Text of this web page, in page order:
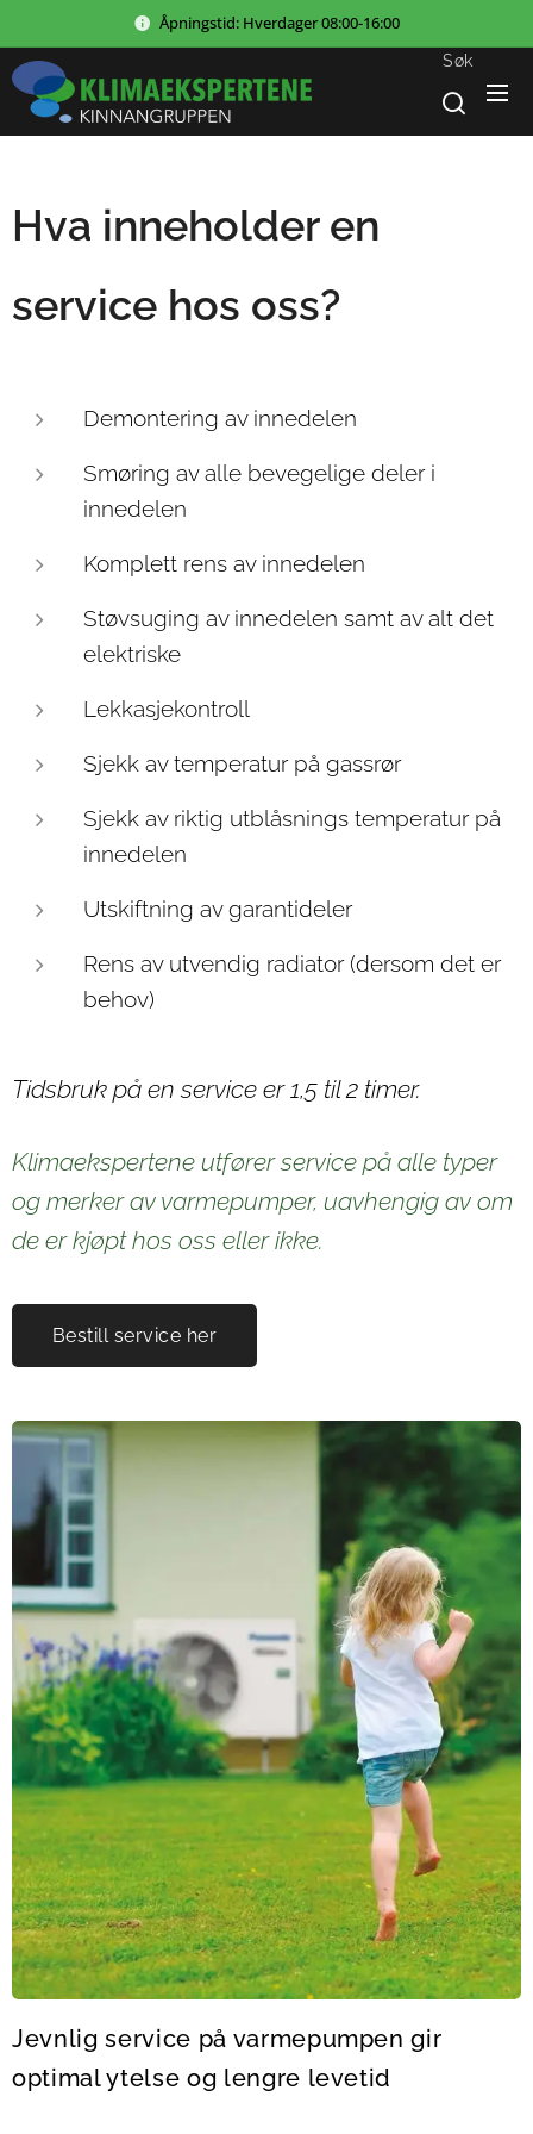
Åpningstid: Hverdager08:00-16:00
Søk
Hva inneholder en
service hos oss?
Demontering av innedelen
Smøring av alle bevegelige deler i
innedelen
Komplett rens av innedelen
Støvsuging av innedelen samt av alt det
elektriske
Lekkasjekontroll
Sjekk av temperatur på gassrør
Sjekk av riktig utblåsnings temperatur på
innedelen
Utskiftning av garantideler
Rens av utvendig radiator (dersom det er
behov)
Tidsbruk på en service er 1,5 til 2 timer.
Klimaekspertene utfører service på alle typer
og merker av varmepumper, uavhengig av om
de er kjøpt hos oss eller ikke.
Bestill service her
Jevnlig service på varmepumpen gir
optimal ytelse og lengre levetid